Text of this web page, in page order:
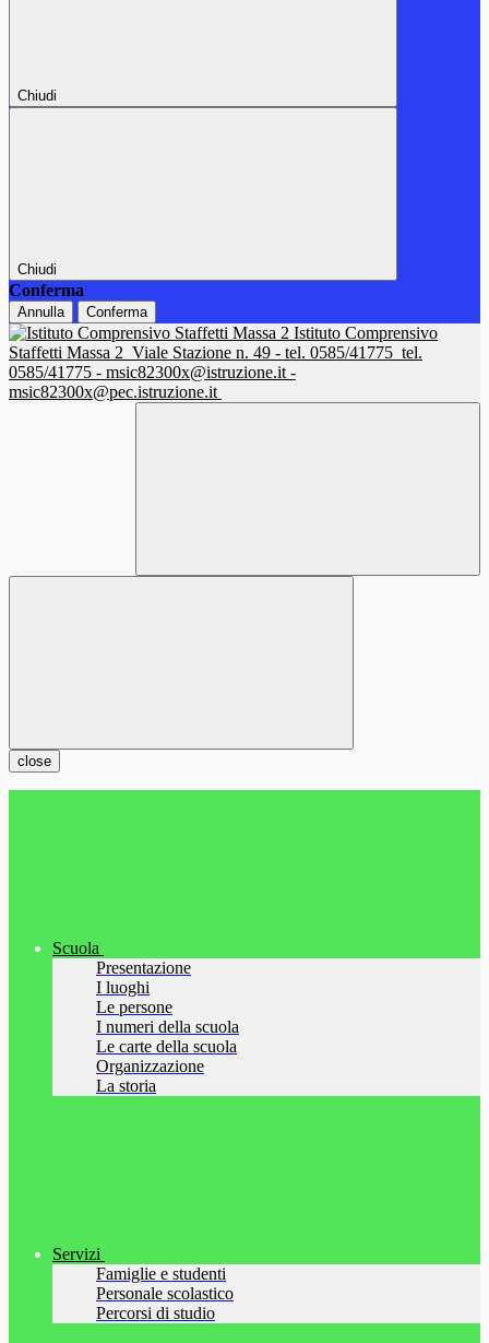
Chiudi
Chiudi
Conferma
Annulla Conferma
Istituto Comprensivo
Staffetti Massa 2 Viale Stazione n. 49 - tel. 0585/41775 tel.
0585/41775 - msic82300x@istruzione.it -
msic82300x@pec.istruzione.it
close
Scuola
Presentazione
I luoghi
Le persone
I numeri della scuola
Le carte della scuola
Organizzazione
La storia
Servizi
Famiglie e studenti
Personale scolastico
Percorsi di studio